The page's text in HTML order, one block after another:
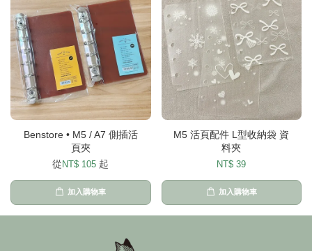
Benstore • M5 / A7 側插活
頁夾
從 NT$ 105 起
加入購物車
M5 活頁配件 L型收納袋 資
料夾
NT$ 39
加入購物車